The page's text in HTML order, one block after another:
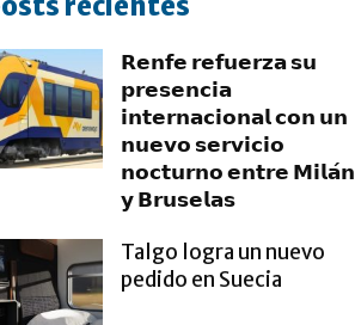
𝗥𝗲𝗻𝗳𝗲 𝗿𝗲𝗳𝘂𝗲𝗿𝘇𝗮 𝘀𝘂
𝗽𝗿𝗲𝘀𝗲𝗻𝗰𝗶𝗮
𝗶𝗻𝘁𝗲𝗿𝗻𝗮𝗰𝗶𝗼𝗻𝗮𝗹 𝗰𝗼𝗻 𝘂𝗻
𝗻𝘂𝗲𝘃𝗼 𝘀𝗲𝗿𝘃𝗶𝗰𝗶𝗼
𝗻𝗼𝗰𝘁𝘂𝗿𝗻𝗼 𝗲𝗻𝘁𝗿𝗲 𝗠𝗶𝗹𝗮́𝗻
𝘆 𝗕𝗿𝘂𝘀𝗲𝗹𝗮𝘀
Talgo logra un nuevo
pedido en Suecia